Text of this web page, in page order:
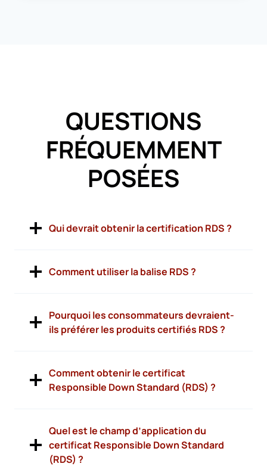
QUESTIONS
FRÉQUEMMENT
POSÉES
Qui devrait obtenir la certification RDS ?
Comment utiliser la balise RDS ?
Pourquoi les consommateurs devraient-
ils préférer les produits certifiés RDS ?
Comment obtenir le certificat
Responsible Down Standard (RDS) ?
Quel est le champ d’application du
certificat Responsible Down Standard
(RDS) ?